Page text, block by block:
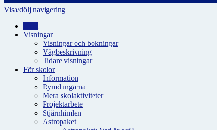
Visa/dölj navigering
Visningar
Visningar och bokningar
Vägbeskrivning
Tidare visningar
För skolor
Information
Rymdungarna
Mera skolaktiviteter
Projektarbete
Stjärnhimlen
Astropaket